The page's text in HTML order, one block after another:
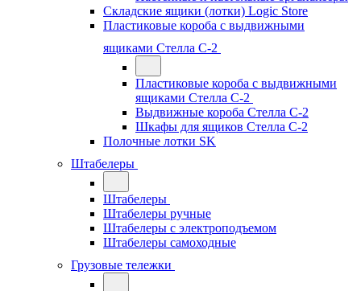
Складские ящики (лотки) Logiс Store
Пластиковые короба с выдвижными
ящиками Стелла С-2
Пластиковые короба с выдвижными
ящиками Стелла С-2
Выдвижные короба Стелла С-2
Шкафы для ящиков Стелла С-2
Полочные лотки SK
Штабелеры
Штабелеры
Штабелеры ручные
Штабелеры с электроподъемом
Штабелеры самоходные
Грузовые тележки